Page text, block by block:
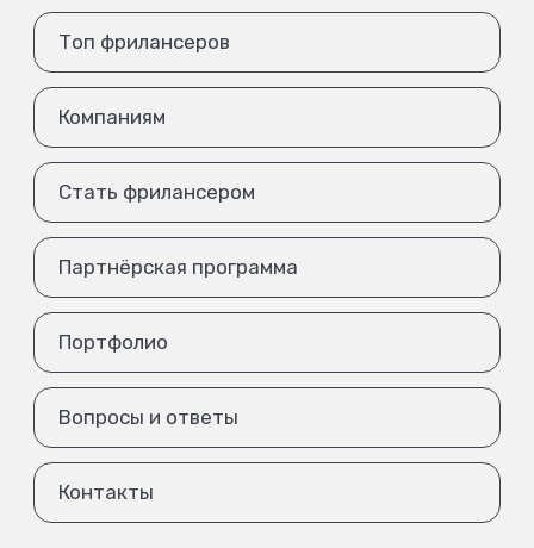
Топ фрилансеров
Компаниям
Стать фрилансером
Партнёрская программа
Портфолио
Вопросы и ответы
Контакты